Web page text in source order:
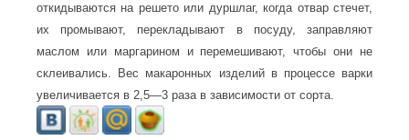
откидываются на решето или дуршлаг, когда отвар стечет,
их промывают, перекладывают в посуду, заправляют
маслом или маргарином и перемешивают, чтобы они не
склеивались. Вес макаронных изделий в процессе варки
увеличивается в 2,5—3 раза в зависимости от сорта.